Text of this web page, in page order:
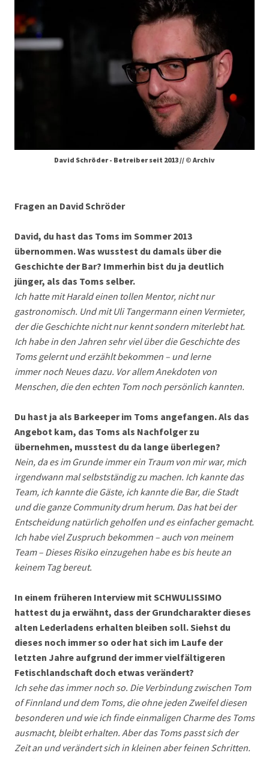
David Schröder - Betreiber seit 2013 // © Archiv
Fragen an David Schröder
David, du hast das Toms im Sommer 2013
übernommen. Was wusstest du damals über die
Geschichte der Bar? Immerhin bist du ja deutlich
jünger, als das Toms selber.
Ich hatte mit Harald einen tollen Mentor, nicht nur
gastronomisch. Und mit Uli Tangermann einen Vermieter,
der die Geschichte nicht nur kennt sondern miterlebt hat.
Ich habe in den Jahren sehr viel über die Geschichte des
Toms gelernt und erzählt bekommen – und lerne
immer noch Neues dazu. Vor allem Anekdoten von
Menschen, die den echten Tom noch persönlich kannten.
Du hast ja als Barkeeper im Toms angefangen. Als das
Angebot kam, das Toms als Nachfolger zu
übernehmen, musstest du da lange überlegen?
Nein, da es im Grunde immer ein Traum von mir war, mich
irgendwann mal selbstständig zu machen. Ich kannte das
Team, ich kannte die Gäste, ich kannte die Bar, die Stadt
und die ganze Community drum herum. Das hat bei der
Entscheidung natürlich geholfen und es einfacher gemacht.
Ich habe viel Zuspruch bekommen – auch von meinem
Team – Dieses Risiko einzugehen habe es bis heute an
keinem Tag bereut.
In einem früheren Interview mit SCHWULISSIMO
hattest du ja erwähnt, dass der Grundcharakter dieses
alten Lederladens erhalten bleiben soll. Siehst du
dieses noch immer so oder hat sich im Laufe der
letzten Jahre aufgrund der immer vielfältigeren
Fetischlandschaft doch etwas verändert?
Ich sehe das immer noch so. Die Verbindung zwischen Tom
of Finnland und dem Toms, die ohne jeden Zweifel diesen
besonderen und wie ich finde einmaligen Charme des Toms
ausmacht, bleibt erhalten. Aber das Toms passt sich der
Zeit an und verändert sich in kleinen aber feinen Schritten.